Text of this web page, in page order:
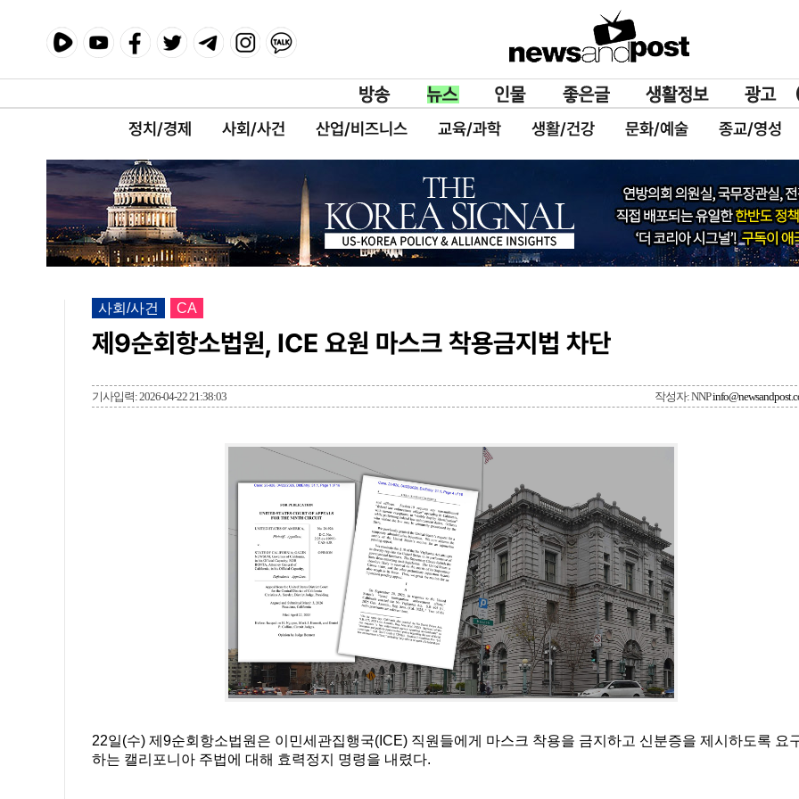
정치/경제 사회/사건 산업/비즈니스 교육/과학 생활/건강 문화/예술 종교/영성
사회/사건 CA
제9순회항소법원, ICE 요원 마스크 착용금지법 차단
기사입력: 2026-04-22 21:38:03 작성자: NNP
22일(수) 제9순회항소법원은 이민세관집행국(ICE) 직원들에게 마스크 착용을 금지하고 신분증을 제시하도록 요
하는 캘리포니아 주법에 대해 효력정지 명령을 내렸다.